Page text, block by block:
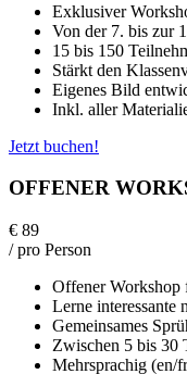
Exklusiver
Von der 7. bis zur
15 bis 150
Stärkt den
Eigenes Bild
Inkl. aller
Jetzt buchen!
OFFENER
€ 89
/ pro Person
Offener Workshop
Lerne interessante
Gemeinsames
Zwischen 5 bis 30
Mehrsprachig (en/